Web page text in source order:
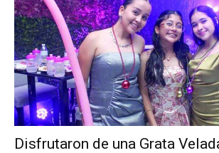
Disfrutaron de una Grata